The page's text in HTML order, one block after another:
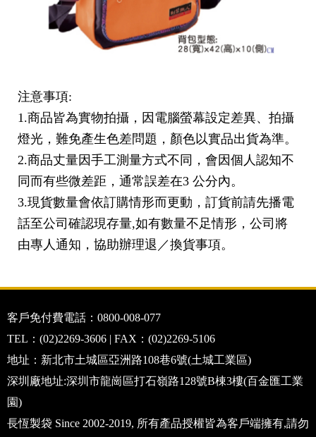
注意事項:
1.商品皆為實物拍攝，因電腦螢幕設定差異、拍攝
燈光，難免產生色差問題，顏色以實品出貨為準。
2.商品丈量因手工測量方式不同，會因個人認知不
同而有些微差距，通常誤差在3 公分內。
3.現貨數量會依訂購情形而更動，訂貨前請先播電
話至公司確認現存量,如有數量不足情形，公司將
由專人通知，協助辦理退／換貨事項。
客戶免付費電話：0800-008-077
TEL：(02)2269-3606 | FAX：(02)2269-5106
地址：新北市土城區亞洲路108巷6號(土城工業區)
深圳廠地址:深圳市龍崗區打石嶺路128號B棟3樓(百金匯工業
園)
長恆製袋 Since 2002-2019, 所有產品授權皆為客戶端擁有,請勿